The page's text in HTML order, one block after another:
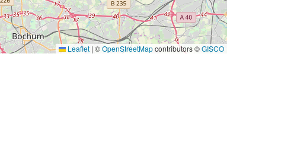
Leaflet | ©OpenStreetMapcontributors ©GISCO